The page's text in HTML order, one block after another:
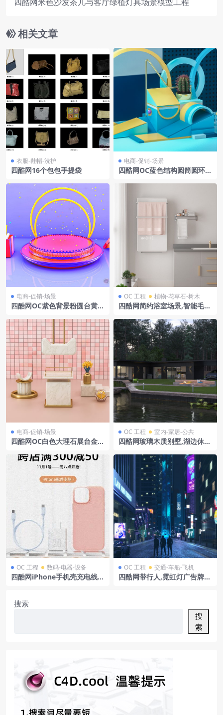
相关文章
衣服-鞋帽-洗护
四酷网16个包包手提袋
电商-促销-场景
四酷网OC蓝色结构圆筒圆环仙
电商-促销-场景
四酷网OC紫色背景粉圆台黄色
OC 工程 植物-花草石-树木
四酷网简约浴室场景,智能毛巾
电商-促销-场景
四酷网OC白色大理石展台金色
OC 工程 室内-家居-公共
四酷网玻璃木质别墅,湖边休闲
OC 工程 数码-电器-设备
四酷网iPhone手机壳充电线充
OC 工程 交通-车船-飞机
四酷网带行人,霓虹灯广告牌及
搜索
搜
索